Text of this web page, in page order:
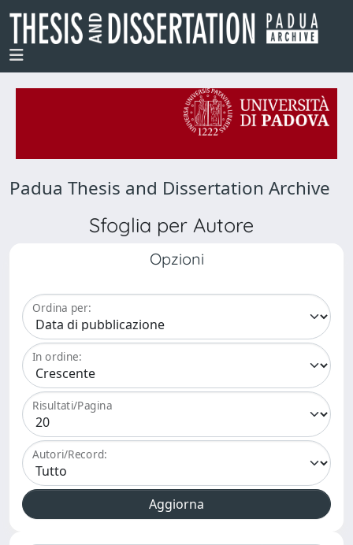
Padua Thesis and Dissertation Archive
Sfoglia per Autore
Opzioni
Ordina per:
In ordine:
Risultati/Pagina
Autori/Record: